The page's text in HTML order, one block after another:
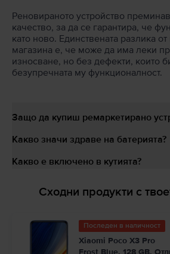
Реновираното устройство
качество, за да се гарантира, че
като ново. Единствената разлика
магазина е, че може да има леки
износване, но без дефекти, които
безупречната му функционалност.
Защо да купиш ремаркетирано
Какво значи здраве на батерията?
Какво е включено в кутията?
Сходни продукти с
Последен в наличност
Xiaomi Poco X3 Pro
Frost Blue, 128 GB,